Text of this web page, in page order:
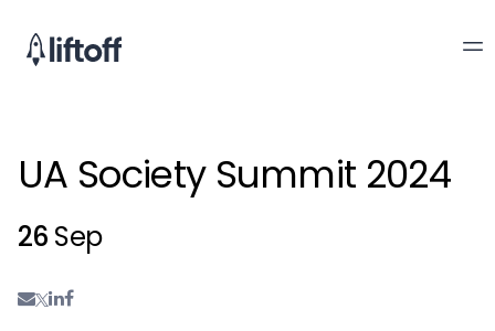
UA Society Summit 2024
26 Sep